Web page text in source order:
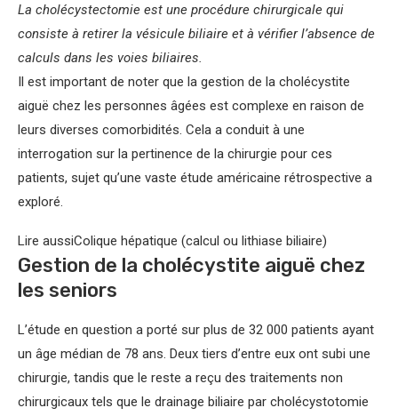
La cholécystectomie est une procédure chirurgicale qui
consiste à retirer la vésicule biliaire et à vérifier l’absence de
calculs dans les voies biliaires.
Il est important de noter que la gestion de la cholécystite
aiguë chez les personnes âgées est complexe en raison de
leurs diverses comorbidités. Cela a conduit à une
interrogation sur la pertinence de la chirurgie pour ces
patients, sujet qu’une vaste étude américaine rétrospective a
exploré.
Lire aussiColique hépatique (calcul ou lithiase biliaire)
Gestion de la cholécystite aiguë chez
les seniors
L’étude en question a porté sur plus de 32 000 patients ayant
un âge médian de 78 ans. Deux tiers d’entre eux ont subi une
chirurgie, tandis que le reste a reçu des traitements non
chirurgicaux tels que le drainage biliaire par cholécystotomie